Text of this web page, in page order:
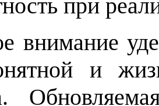
при
внимание
и